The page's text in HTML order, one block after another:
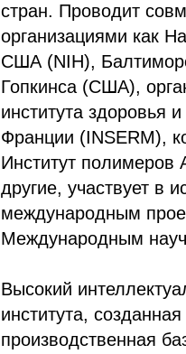
стран. Проводит
организациями как
США (NIH),
Гопкинса (США),
института здоровья
Франции (INSERM),
Институт полимеров
другие, участвует в
международным
Международным
Высокий
института,
производственная